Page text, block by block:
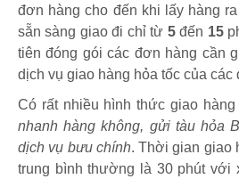
đơn hàng cho đến khi lấy hàng
sẵn sàng giao đi chỉ từ 5đến 15
tiên đóng gói các đơn hàng cần
dịch vụ giao hàng hỏa tốc của các
Có rất nhiều hình thức giao
nhanh hàng không, gửi tàu hỏa
dịch vụ bưu chính. Thời gian giao
trung bình thường là 30 phút với